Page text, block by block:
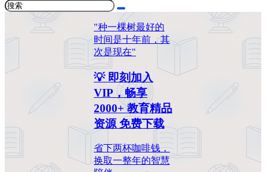
"种一棵树最好的
时间是十年前，其
次是现在"
💡 即刻加入
VIP，畅享
2000+ 教育精品
资源 免费下载
省下两杯咖啡钱，
换取一整年的智慧